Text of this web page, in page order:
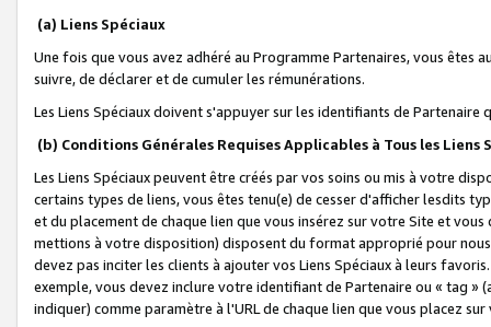
(a) Liens Spéciaux
Une fois que vous avez adhéré au Programme Partenaires, vous êtes
suivre, de déclarer et de cumuler les rémunérations.
Les Liens Spéciaux doivent s'appuyer sur les identifiants de Partenaire
(b) Conditions Générales Requises Applicables à Tous les Liens
Les Liens Spéciaux peuvent être créés par vos soins ou mis à votre
certains types de liens, vous êtes tenu(e) de cesser d'afficher lesdits
et du placement de chaque lien que vous insérez sur votre Site et
mettions à votre disposition) disposent du format approprié pour
devez pas inciter les clients à ajouter vos Liens Spéciaux à leurs
exemple, vous devez inclure votre identifiant de Partenaire ou « tag
indiquer) comme paramètre à l'URL de chaque lien que vous placez